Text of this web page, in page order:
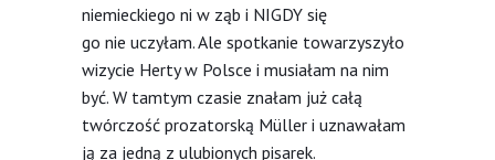
niemieckiego ni w ząb i NIGDY się
go nie uczyłam. Ale spotkanie towarzyszyło
wizycie Herty w Polsce i musiałam na nim
być. W tamtym czasie znałam już całą
twórczość prozatorską Müller i uznawałam
ją za jedną z ulubionych pisarek.